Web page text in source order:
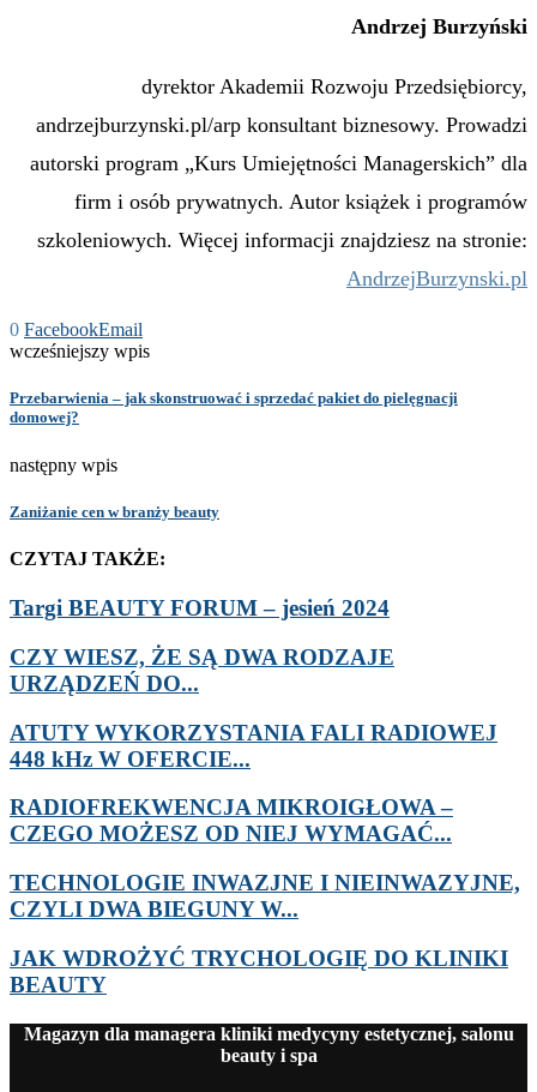
Andrzej Burzyński
dyrektor Akademii Rozwoju Przedsiębiorcy,
andrzejburzynski.pl/arp konsultant biznesowy. Prowadzi
autorski program „Kurs Umiejętności Managerskich” dla
firm i osób prywatnych. Autor książek i programów
szkoleniowych. Więcej informacji znajdziesz na stronie:
AndrzejBurzynski.pl
0 FacebookEmail
wcześniejszy wpis
Przebarwienia – jak skonstruować i sprzedać pakiet do pielęgnacji
domowej?
następny wpis
Zaniżanie cen w branży beauty
CZYTAJ TAKŻE:
Targi BEAUTY FORUM – jesień 2024
CZY WIESZ, ŻE SĄ DWA RODZAJE
URZĄDZEŃ DO...
ATUTY WYKORZYSTANIA FALI RADIOWEJ
448 kHz W OFERCIE...
RADIOFREKWENCJA MIKROIGŁOWA –
CZEGO MOŻESZ OD NIEJ WYMAGAĆ...
TECHNOLOGIE INWAZJNE I NIEINWAZYJNE,
CZYLI DWA BIEGUNY W...
JAK WDROŻYĆ TRYCHOLOGIĘ DO KLINIKI
BEAUTY
Magazyn dla managera kliniki medycyny estetycznej, salonu
beauty i spa